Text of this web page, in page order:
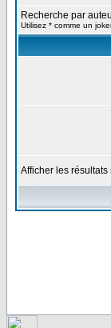
Recherche par
Utilisez * comme un
Afficher les résultats